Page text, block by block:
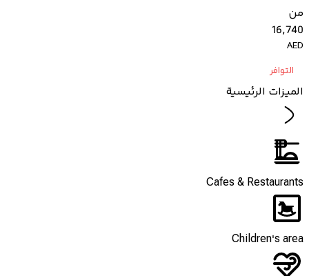
من
16,740
AED
التوافر
الميزات الرئيسية
Cafes & Restaurants
Children's area